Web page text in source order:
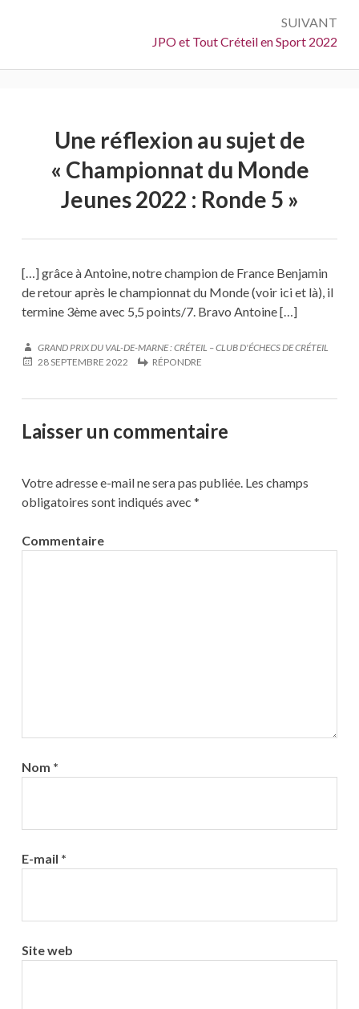
SUIVANT
Suivant :
JPO et Tout Créteil en Sport 2022
Une réflexion au sujet de
« Championnat du Monde
Jeunes 2022 : Ronde 5 »
[…] grâce à Antoine, notre champion de France Benjamin
de retour après le championnat du Monde (voir ici et là), il
termine 3ème avec 5,5 points/7. Bravo Antoine […]
GRAND PRIX DU VAL-DE-MARNE : CRÉTEIL – CLUB D'ÉCHECS DE CRÉTEIL
28 SEPTEMBRE 2022
RÉPONDRE
Laisser un commentaire
Votre adresse e-mail ne sera pas publiée.Les champs
obligatoires sont indiqués avec *
Commentaire
Nom *
E-mail *
Site web